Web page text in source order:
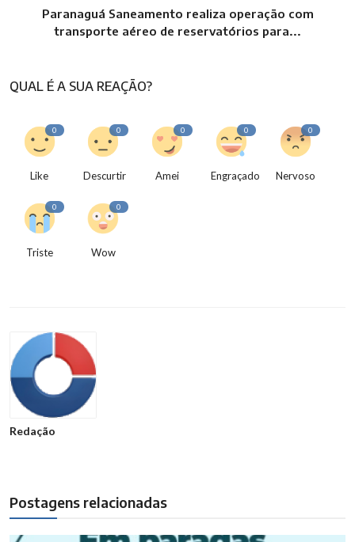
Paranaguá Saneamento realiza operação com
transporte aéreo de reservatórios para...
QUAL É A SUA REAÇÃO?
0
Like
0
Descurtir
0
Amei
0
Engraçado
0
Nervoso
0
Triste
0
Wow
Redação
Postagens relacionadas